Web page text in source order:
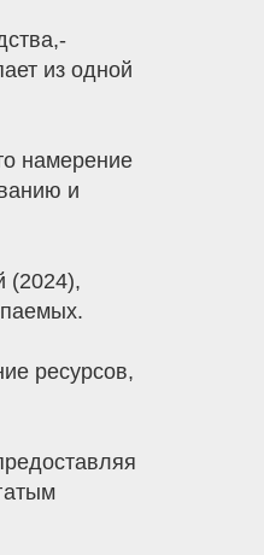
из одной
намерение
и
(2024),
ресурсов,